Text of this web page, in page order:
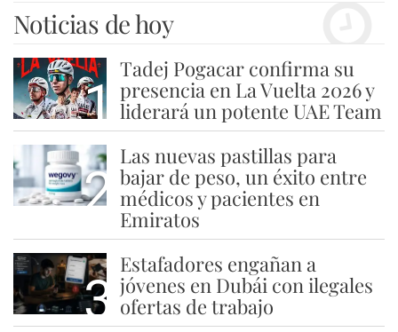
Noticias de hoy
1
Tadej Pogacar confirma su
presencia en La Vuelta 2026 y
liderará un potente UAE Team
2
Las nuevas pastillas para
bajar de peso, un éxito entre
médicos y pacientes en
Emiratos
3
Estafadores engañan a
jóvenes en Dubái con ilegales
ofertas de trabajo